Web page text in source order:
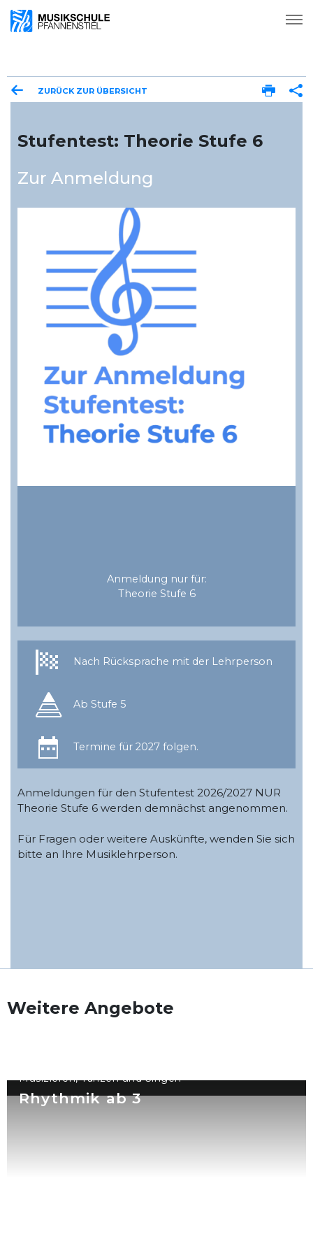
ZURÜCK ZUR ÜBERSICHT
Stufentest: Theorie Stufe 6
Zur Anmeldung
Anmeldung nur für:
Theorie Stufe 6
Nach Rücksprache mit der Lehrperson
Ab Stufe 5
Termine für 2027 folgen.
Anmeldungen für den Stufentest 2026/2027 NUR
Theorie Stufe 6 werden demnächst angenommen.
Für Fragen oder weitere Auskünfte, wenden Sie sich
bitte an Ihre Musiklehrperson.
Weitere Angebote
Rhythmik ab 3
Musizieren, Tanzen und Singen